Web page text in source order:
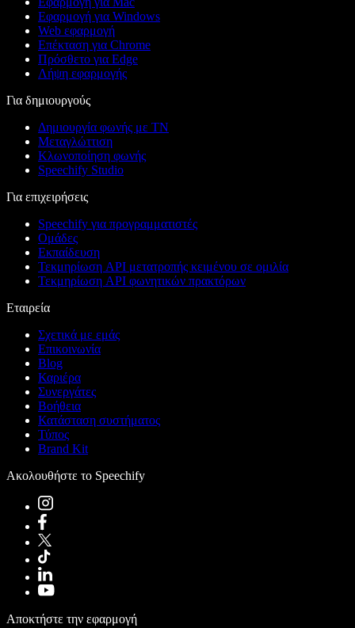
Εφαρμογή για Windows
Web εφαρμογή
Επέκταση για Chrome
Πρόσθετο για Edge
Λήψη εφαρμογής
Για δημιουργούς
Δημιουργία φωνής με ΤΝ
Μεταγλώττιση
Κλωνοποίηση φωνής
Speechify Studio
Για επιχειρήσεις
Speechify για προγραμματιστές
Ομάδες
Εκπαίδευση
Τεκμηρίωση API μετατροπής κειμένου σε ομιλία
Τεκμηρίωση API φωνητικών πρακτόρων
Εταιρεία
Σχετικά με εμάς
Επικοινωνία
Blog
Καριέρα
Συνεργάτες
Βοήθεια
Κατάσταση συστήματος
Τύπος
Brand Kit
Ακολουθήστε το Speechify
Αποκτήστε την εφαρμογή